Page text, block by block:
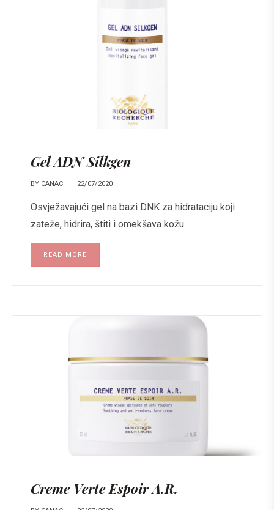
Gel ADN Silkgen
BY CANAC 22/07/2020
Osvježavajući gel na bazi DNK za hidrataciju koji
zateže, hidrira, štiti i omekšava kožu.
READ MORE
Creme Verte Espoir A.R.